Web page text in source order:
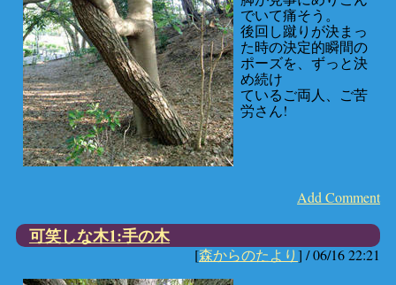
でいて痛そう。
後回し蹴りが決まっ
た時の決定的瞬間の
ポーズを、ずっと決
め続け
ているご両人、ご苦
労さん!
Add Comment
可笑しな木1:手の木
[森からのたより] /06/16 22:21